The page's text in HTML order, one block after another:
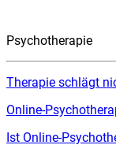
Psychotherapie
Therapie schlägt
Online-
Ist Online-